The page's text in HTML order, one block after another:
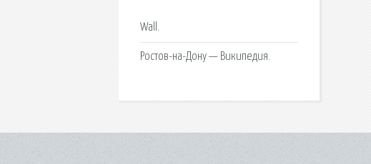
Wall.
Ростов-на-Дону — Википедия.